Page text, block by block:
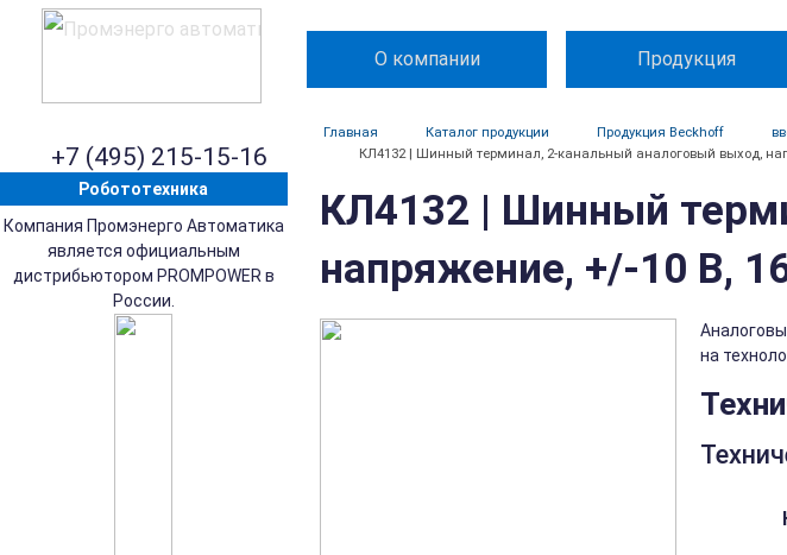
О компании Продукция
+7 (495) 215-15-16
Главная Каталог продукции Продукция Beckhoff
КЛ4132 | Шинный терминал, 2-канальный аналоговый выход,
Робототехника
Компания Промэнерго Автоматика
является официальным
дистрибьютором PROMPOWER в
России.
КЛ4132 | Шинный
напряжение, +/-10 В,
на